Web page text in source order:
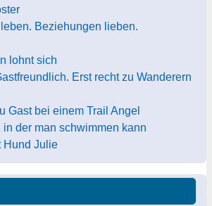
Beziehungen lieben.
lohnt sich
Erst recht zu Wanderern
Gast bei einem Trail Angel
in der man schwimmen kann
Hund Julie